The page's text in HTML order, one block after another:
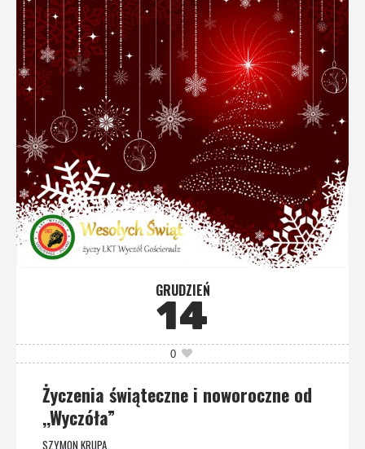
GRUDZIEŃ
14
0
Życzenia świąteczne i noworoczne od
,,Wyczóła”
SZYMON KRUPA